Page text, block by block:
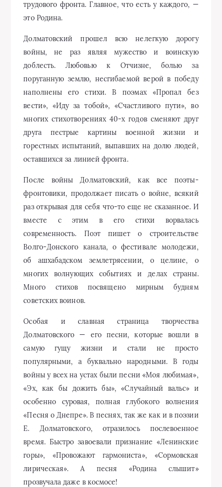
трудового фронта. Главное, что есть у каждого, —
это Родина.
Долматовский прошел всю нелегкую дорогу
войны, не раз являя мужество и воинскую
доблесть. Любовью к Отчизне, болью за
поруганную землю, несгибаемой верой в победу
наполнены его стихи. В поэмах «Пропал без
вести», «Иду за тобой», «Счастливого пути», во
многих стихотворениях 40-х годов сменяют друг
друга пестрые картины военной жизни и
горестных испытаний, выпавших на долю людей,
оставшихся за линией фронта.
После войны Долматовский, как все поэты-
фронтовики, продолжает писать о войне, всякий
раз открывая для себя что-то еще не сказанное. И
вместе с этим в его стихи ворвалась
современность. Поэт пишет о строительстве
Волго-Донского канала, о фестивале молодежи,
об ашхабадском землетрясении, о целине, о
многих волнующих событиях и делах страны.
Много стихов посвящено мирным будням
советских воинов.
Особая и славная страница творчества
Долматовского — его песни, которые вошли в
самую гущу жизни и стали не просто
популярными, а буквально народными. В годы
войны у всех на устах были песни «Моя любимая»,
«Эх, как бы дожить бы», «Случайный вальс» и
особенно суровая, полная глубокого волнения
«Песня о Днепре». В песнях, так же как и в поэзии
Е. Долматовского, отразилось послевоенное
время. Быстро завоевали признание «Ленинские
горы», «Провожают гармониста», «Сормовская
лирическая». А песня «Родина слышит»
прозвучала даже в космосе!